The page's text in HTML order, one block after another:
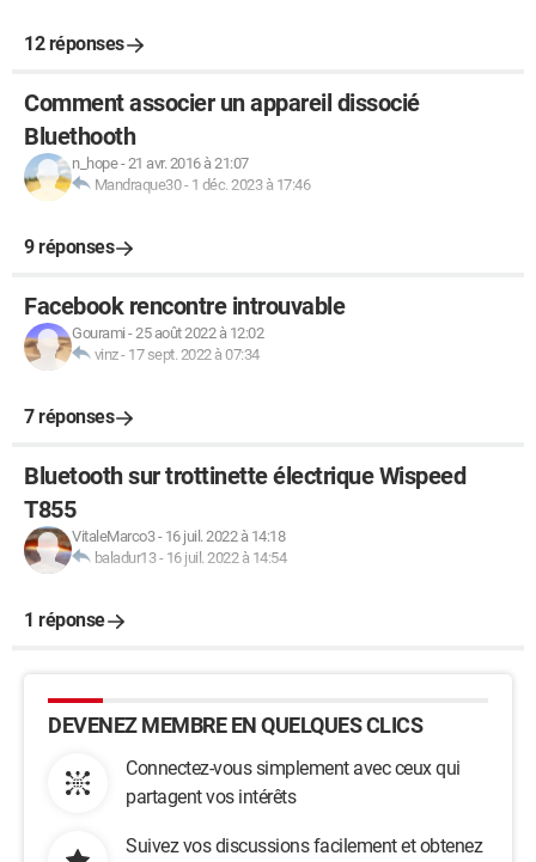
12 réponses
Comment associer un appareil dissocié
Bluethooth
n_hope-21 avr. 2016 à 21:07
Mandraque30- 1 déc. 2023 à 17:46
9 réponses
Facebook rencontre introuvable
Gourami -25 août 2022 à 12:02
vinz- 17 sept. 2022 à 07:34
7 réponses
Bluetooth sur trottinette électrique Wispeed
T855
VitaleMarco3- 16 juil. 2022 à 14:18
baladur13- 16 juil. 2022 à 14:54
1 réponse
DEVENEZ MEMBRE EN QUELQUES CLICS
Connectez-vous simplement avec ceux qui
partagent vos intérêts
Suivez vos discussions facilement et obtenez